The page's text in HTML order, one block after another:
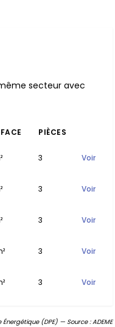
secteur avec
PIÈCES
3 Voir
3 Voir
3 Voir
3 Voir
3 Voir
(DPE) — Source : ADEME